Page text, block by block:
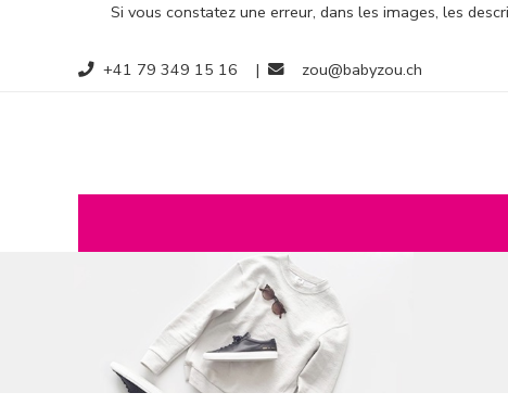
Si vous constatez une erreur, dans les images, les
+41 79 349 15 16 | zou@babyzou.ch